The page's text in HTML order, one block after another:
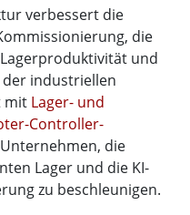
verbessert die
die
und
industriellen
mit Lager- und
Controller-
die
Lager und die KI-
zu beschleunigen.